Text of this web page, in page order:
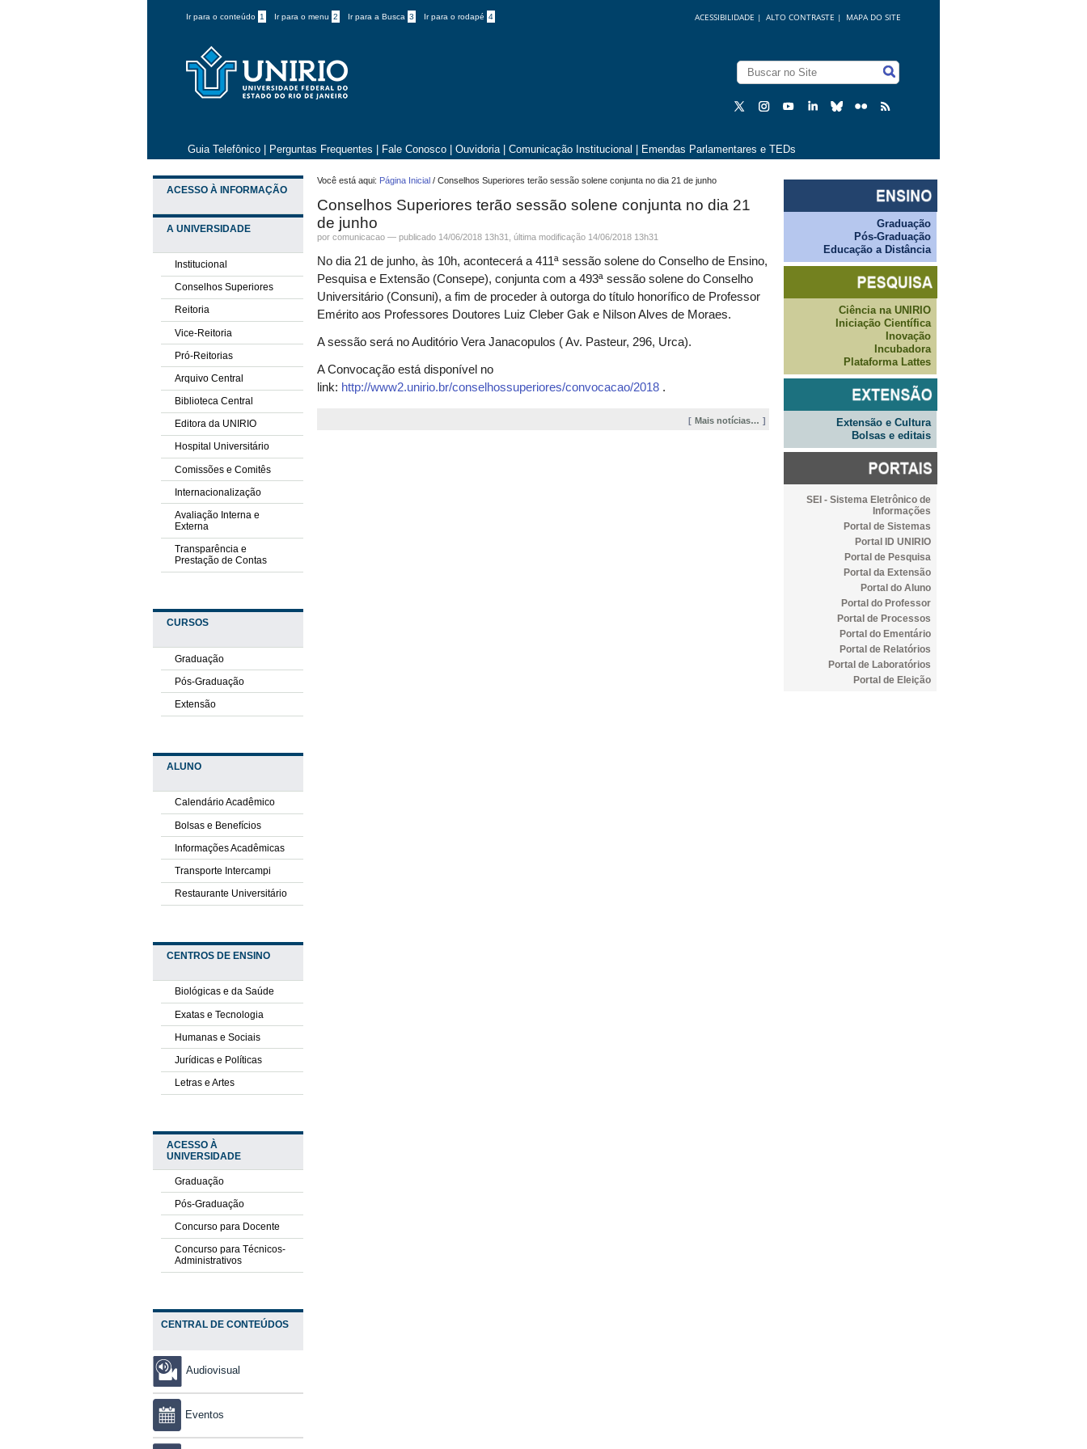
Ir para o conteúdo 1 Ir para o menu 2 Ir para a Busca 3 Ir para o rodapé 4 MAPA DO SITE
ALTO CONTRASTE |
ACESSIBILIDADE |
Guia Telefônico Perguntas Frequentes Fale Conosco Ouvidoria Comunicação Institucional Emendas Parlamentares e TEDs
ACESSO À INFORMAÇÃO
A UNIVERSIDADE
Institucional
Conselhos Superiores
Reitoria
Vice-Reitoria
Pró-Reitorias
Arquivo Central
Biblioteca Central
Editora da UNIRIO
Hospital Universitário
Comissões e Comitês
Internacionalização
Avaliação Interna e
Externa
Transparência e
Prestação de Contas
CURSOS
Graduação
Pós-Graduação
Extensão
ALUNO
Calendário Acadêmico
Bolsas e Benefícios
Informações Acadêmicas
Transporte Intercampi
Restaurante Universitário
CENTROS DE ENSINO
Biológicas e da Saúde
Exatas e Tecnologia
Humanas e Sociais
Jurídicas e Políticas
Letras e Artes
ACESSO À
UNIVERSIDADE
Graduação
Pós-Graduação
Concurso para Docente
Concurso para Técnicos-
Administrativos
CENTRAL DE CONTEÚDOS
Audiovisual
Eventos
Você está aqui: Página Inicial /Conselhos Superiores terão sessão solene conjunta no dia 21 de junho
Conselhos Superiores terão sessão solene conjunta no dia 21
de junho
por comunicacao —publicado 14/06/2018 13h31,última modificação 14/06/2018 13h31
No dia 21 de junho, às 10h, acontecerá a 411ª sessão solene do Conselho de Ensino,
Pesquisa e Extensão (Consepe), conjunta com a 493ª sessão solene do Conselho
Universitário (Consuni), a fim de proceder à outorga do título honorífico de Professor
Emérito aos Professores Doutores Luiz Cleber Gak e Nilson Alves de Moraes.
A sessão será no Auditório Vera Janacopulos ( Av. Pasteur, 296, Urca).
A Convocação está disponível no
link: http://www2.unirio.br/conselhossuperiores/convocacao/2018 .
Mais notícias…
Graduação
Pós-Graduação
Educação a Distância
Ciência na UNIRIO
Iniciação Científica
Inovação
Incubadora
Plataforma Lattes
Extensão e Cultura
Bolsas e editais
SEI - Sistema Eletrônico de
Informações
Portal de Sistemas
Portal ID UNIRIO
Portal de Pesquisa
Portal da Extensão
Portal do Aluno
Portal do Professor
Portal de Processos
Portal do Ementário
Portal de Relatórios
Portal de Laboratórios
Portal de Eleição